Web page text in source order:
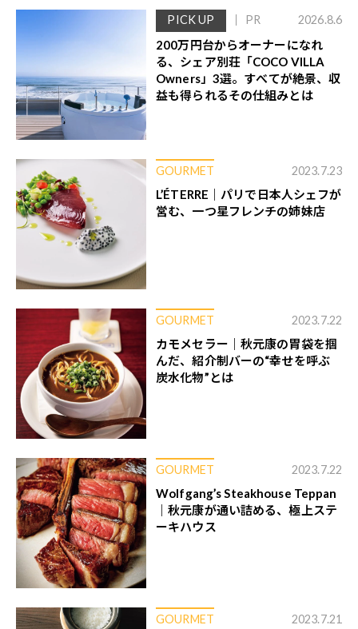
PICK UP PR 2026.8.6
200万円台からオーナーになれ
る、シェア別荘「COCO VILLA
Owners」3選。すべてが絶景、収
益も得られるその仕組みとは
GOURMET 2023.7.23
L’ÉTERRE｜パリで日本人シェフが
営む、一つ星フレンチの姉妹店
GOURMET 2023.7.22
カモメセラー｜秋元康の胃袋を掴
んだ、紹介制バーの“幸せを呼ぶ
炭水化物”とは
GOURMET 2023.7.22
Wolfgang’s Steakhouse Teppan
｜秋元康が通い詰める、極上ステ
ーキハウス
GOURMET 2023.7.21